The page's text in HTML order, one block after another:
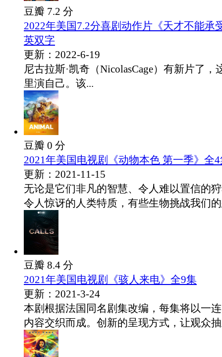
豆瓣 7.2 分
2022年美国7.2分喜剧动作片《天才不能承
英双字
更新：2022-6-19
尼古拉斯·凯奇（NicolasCage）有新片了，
里演自己。该...
豆瓣 0 分
2021年美国电视剧《动物本色 第一季》全
更新：2021-11-15
无论是它们非凡的智慧、令人难以置信的
令人惊讶的人类特质，有些生物挑战我们
豆瓣 8.4 分
2021年美国电视剧《骇人来电》全9集
更新：2021-3-24
本剧根据法国同名剧集改编，每集将以一
内容交织而成。创新的呈现方式，让观众